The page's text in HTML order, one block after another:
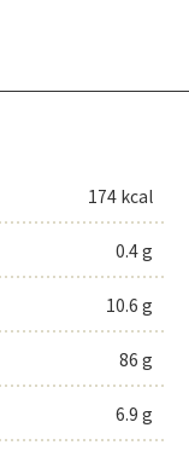
174 kcal
0.4 g
10.6 g
86 g
6.9 g